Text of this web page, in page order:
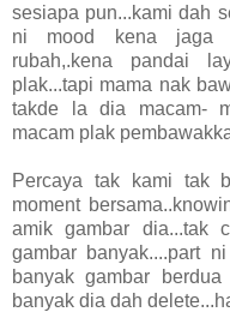
sesiapa pun...kami dah
ni mood kena jaga
rubah,.kena pandai
plak...tapi mama nak
takde la dia macam-
macam plak
Percaya tak kami tak
moment
amik gambar dia...tak
gambar banyak....part
banyak gambar
banyak dia dah